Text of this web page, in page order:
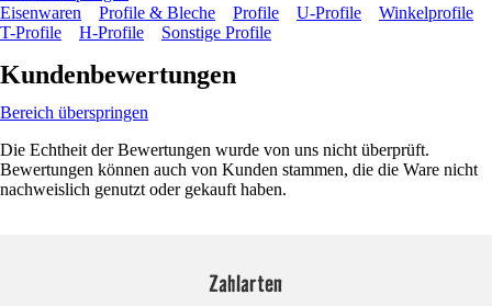
Eisenwaren
Profile & Bleche Profile U-Profile
Winkelprofile
T-Profile
H-Profile Sonstige Profile
Kundenbewertungen
Bereich überspringen
Die Echtheit der Bewertungen wurde von uns nicht überprüft.
Bewertungen können auch von Kunden stammen, die die Ware nicht
nachweislich genutzt oder gekauft haben.
Zahlarten